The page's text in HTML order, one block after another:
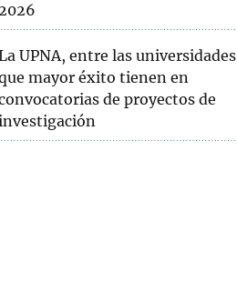
UPNA, entre las universidades
mayor éxito tienen en
de proyectos de